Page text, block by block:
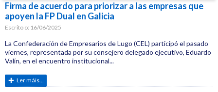
Firma de acuerdo para priorizar a las empresas que
apoyen la FP Dual en Galicia
Escrito o: 16/06/2025
La Confederación de Empresarios de Lugo (CEL) participó el pasado
viernes, representada por su consejero delegado ejecutivo, Eduardo
Valín, en el encuentro institucional...
Ler máis...